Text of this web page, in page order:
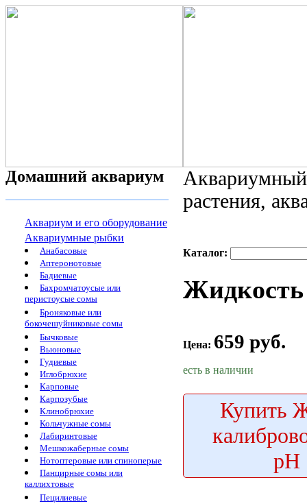
Домашний аквариум
Аквариум и его оборудование
Аквариумные рыбки
Анабасовые
Аптеронотовые
Бадиевые
Бахромчатоусые или
перистоусые сомы
Броняковые или
бокочешуйниковые сомы
Бычковые
Вьюновые
Гудиевые
Иглобрюхие
Карповые
Карпозубые
Клинобрюхие
Кольчужные сомы
Лабиринтовые
Мешкожаберные сомы
Нотоптеровые или спиноперые
Панцирные сомы или
каллихтовые
Пецилиевые
растения,
Каталог:
Жидкость
Цена: 659 руб.
есть в наличии
Купить
pH